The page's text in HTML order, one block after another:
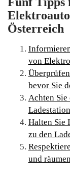
Österreich
von
bevor Sie
Achten
Halten Sie
zu den
und